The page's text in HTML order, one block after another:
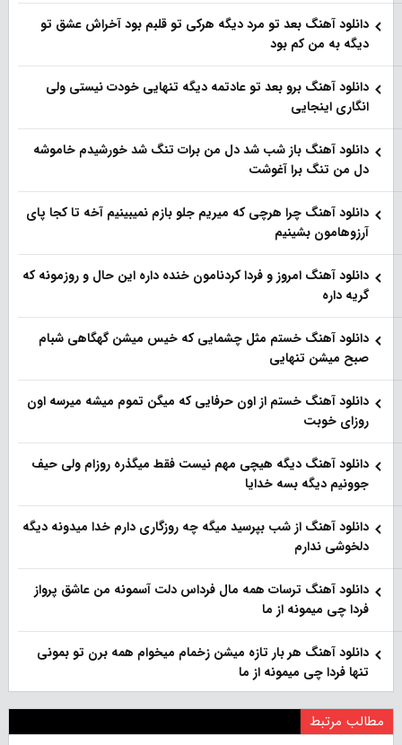
دانلود آهنگ بعد تو مرد دیگه هرکی تو قلبم بود آخراش عشق تو
دیگه به من کم بود
دانلود آهنگ برو بعد تو عادتمه دیگه تنهایی خودت نیستی ولی
انگاری اینجایی
دانلود آهنگ باز شب شد دل من برات تنگ شد خورشیدم خاموشه
دل من تنگ برا آغوشت
دانلود آهنگ چرا هرچی که میریم جلو بازم نمیبینیم آخه تا کجا پای
آرزوهامون بشینیم
دانلود آهنگ امروز و فردا کردنامون خنده داره این حال و روزمونه که
گریه داره
دانلود آهنگ خستم مثل چشمایی که خیس میشن گهگاهی شبام
صبح میشن تنهایی
دانلود آهنگ خستم از اون حرفایی که میگن تموم میشه میرسه اون
روزای خوبت
دانلود آهنگ دیگه هیچی مهم نیست فقط میگذره روزام ولی حیف
جوونیم دیگه بسه خدایا
دانلود آهنگ از شب بپرسید میگه چه روزگاری دارم خدا میدونه دیگه
دلخوشی ندارم
دانلود آهنگ ترسات همه مال فرداس دلت آسمونه من عاشق پرواز
فردا چی میمونه از ما
دانلود آهنگ هر بار تازه میشن زخمام میخوام همه برن تو بمونی
تنها فردا چی میمونه از ما
مطالب مرتبط